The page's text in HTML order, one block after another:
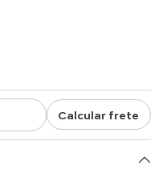
Calcular frete